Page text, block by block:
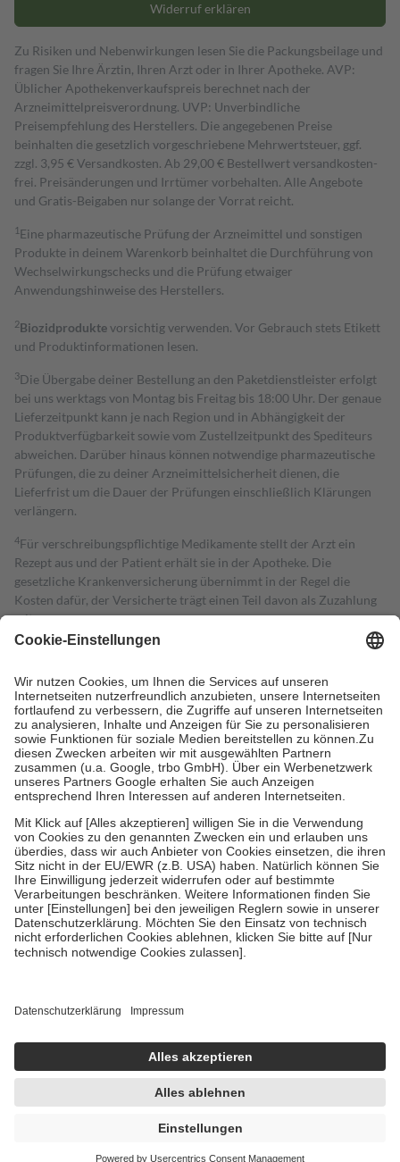
Widerruf erklären
Zu Risiken und Nebenwirkungen lesen Sie die Packungsbeilage und
fragen Sie Ihre Ärztin, Ihren Arzt oder in Ihrer Apotheke. AVP:
Üblicher Apothekenverkaufspreis berechnet nach der
Arzneimittelpreisverordnung. UVP: Unverbindliche
Preisempfehlung des Herstellers. Die angegebenen Preise
beinhalten die gesetzlich vorgeschriebene Mehrwertsteuer, ggf.
zzgl. 3,95 € Versandkosten. Ab 29,00 € Bestell­wert versand­kosten­
frei. Preisänderungen und Irrtümer vorbehalten. Alle Angebote
und Gratis-Beigaben nur solange der Vorrat reicht.
1 Eine pharmazeutische Prüfung der Arzneimittel und sonstigen
Produkte in deinem Warenkorb beinhaltet die Durchführung von
Wechselwirkungschecks und die Prüfung etwaiger
Anwendungshinweise des Herstellers.
2Biozidproduktevorsichtig verwenden. Vor Gebrauch stets Etikett
und Produktinformationen lesen.
3Die Übergabe deiner Bestellung an den Paketdienstleister erfolgt
bei uns werktags von Montag bis Freitag bis 18:00 Uhr. Der genaue
Lieferzeitpunkt kann je nach Region und in Abhängigkeit der
Produktverfügbarkeit sowie vom Zustellzeitpunkt des Spediteurs
abweichen. Darüber hinaus können notwendige pharmazeutische
Prüfungen, die zu deiner Arzneimittelsicherheit dienen, die
Lieferfrist um die Dauer der Prüfungen einschließlich Klärungen
verlängern.
4Für verschreibungspflichtige Medikamente stellt der Arzt ein
Rezept aus und der Patient erhält sie in der Apotheke. Die
gesetzliche Krankenversicherung übernimmt in der Regel die
Kosten dafür, der Versicherte trägt einen Teil davon als Zuzahlung
mit.
Grundsätzlich leisten Mitglieder Zuzahlungen in Höhe von zehn
höchstens zehn Euro.
Es sind jedoch nie mehr als die tatsächlichen
Kosten der Leistung zu entrichten.
Diese Regeln gelten grundsätzlich auch für Online-Apotheken.
Bei Heilmitteln und häuslicher Krankenpflege beträgt die
Zuzahlung zehn Prozent der Kosten sowie zehn Euro je
Verordnung.
Um das Engagement der Versicherten für ihre eigene Gesundheit zu
stärken und die besondere Stellung der Familie zu unterstützen,
fallenkeine Zuzahlungenan bei:
• Kindern und Jugendlichen bis zum vollendeten 18. Lebensjahr
mit Ausnahme der Fahrkosten
• Untersuchungen zur Vorsorge und Früherkennung, die von der
GKV getragen werden
• empfohlenen Schutzimpfungen
• Harn- und Blutteststreifen
getroffen, um sicherzustellen, dass es sich um echte Bewertungen
https://help.etrusted.com/hc/de/articles/4419944605341
Einige Bilder und Inhalte wurden unter Zuhilfenahme künstlicher